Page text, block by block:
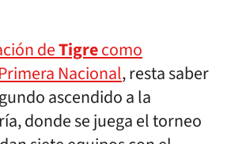
deTigrecomo
Nacional, resta saber
ascendido a la
donde se juega el torneo